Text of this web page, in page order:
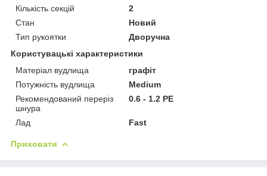
Кількість секцій
2
Стан
Новий
Тип рукоятки
Дворучна
Користувацькі характеристики
Матеріал вудлища
графіт
Потужність вудлища
Medium
Рекомендований переріз
шнура
0.6 - 1.2 PE
Лад Fast
Приховати